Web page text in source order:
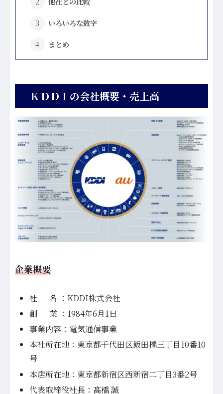
いろいろな数字
まとめ
ＫＤＤＩの会社概要・売上高
企業概要
社 名 ：KDDI株式会社
創 業 ：1984年6月1日
事業内容：電気通信事業
本社所在地：東京都千代田区飯田橋三丁目10番10
号
本店所在地：東京都新宿区西新宿二丁目3番2号
代表取締役社長：髙橋 誠